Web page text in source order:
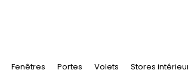
Fenêtres Portes Volets Stores